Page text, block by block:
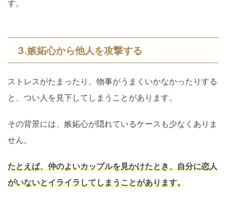
す。
3.嫉妬心から他人を攻撃する
ストレスがたまったり、物事がうまくいかなかったりする
と、つい人を見下してしまうことがあります。
その背景には、嫉妬心が隠れているケースも少なくありま
せん。
たとえば、仲のよいカップルを見かけたとき、自分に恋人
がいないとイライラしてしまうことがあります。